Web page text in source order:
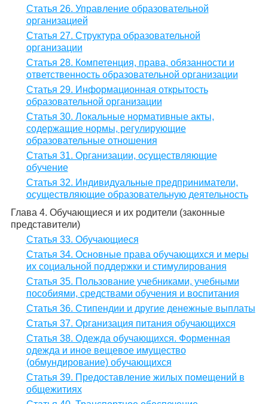
Статья 26. Управление образовательной
организацией
Статья 27. Структура образовательной
организации
Статья 28. Компетенция, права, обязанности и
ответственность образовательной организации
Статья 29. Информационная открытость
образовательной организации
Статья 30. Локальные нормативные акты,
содержащие нормы, регулирующие
образовательные отношения
Статья 31. Организации, осуществляющие
обучение
Статья 32. Индивидуальные предприниматели,
осуществляющие образовательную деятельность
Глава 4. Обучающиеся и их родители (законные
представители)
Статья 33. Обучающиеся
Статья 34. Основные права обучающихся и меры
их социальной поддержки и стимулирования
Статья 35. Пользование учебниками, учебными
пособиями, средствами обучения и воспитания
Статья 36. Стипендии и другие денежные выплаты
Статья 37. Организация питания обучающихся
Статья 38. Одежда обучающихся. Форменная
одежда и иное вещевое имущество
(обмундирование) обучающихся
Статья 39. Предоставление жилых помещений в
общежитиях